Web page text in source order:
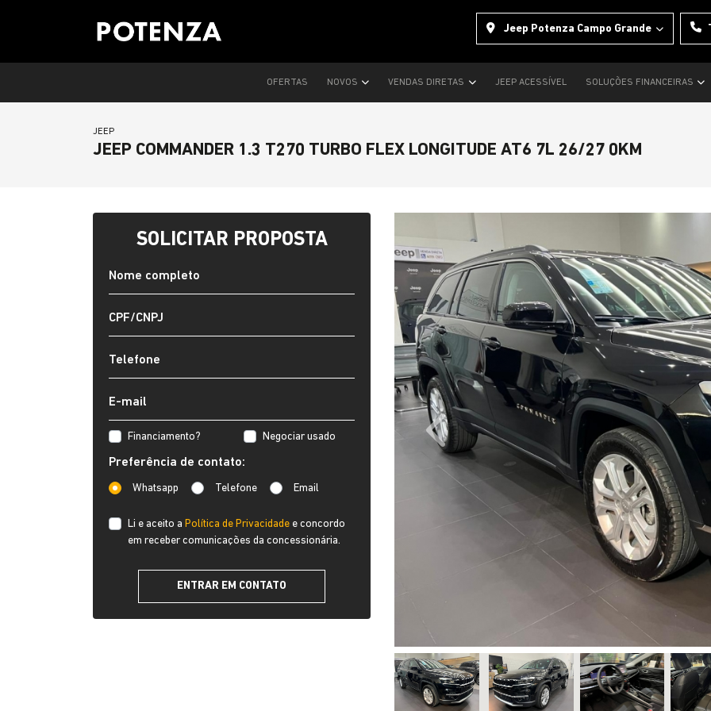
Jeep Potenza Campo Grande
OFERTAS NOVOS VENDAS DIRETAS JEEP ACESSÍVEL SOLUÇÕES FINANCEIRAS
JEEP
JEEP COMMANDER 1.3 T270 TURBO FLEX LONGITUDE AT6 7L 26/27 0KM
Previous
SOLICITAR PROPOSTA
Financiamento? Negociar usado
Preferência de contato:
Whatsapp Telefone Email
Li e aceito a Política de Privacidade e concordo
em receber comunicações da concessionária.
ENTRAR EM CONTATO